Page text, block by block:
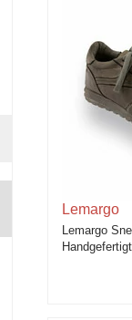
Lemargo
Lemargo